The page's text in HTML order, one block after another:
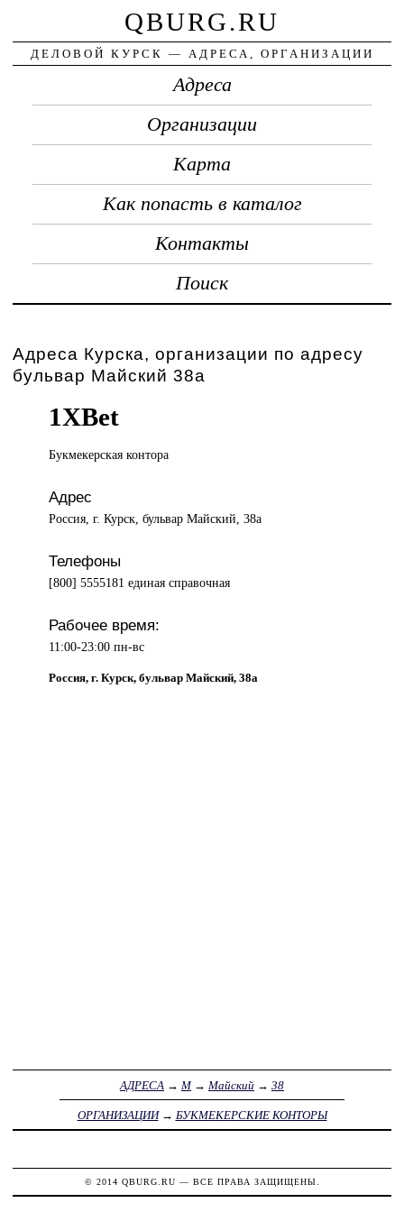
QBURG.RU
ДЕЛОВОЙ КУРСК — АДРЕСА, ОРГАНИЗАЦИИ
Адреса
Организации
Карта
Как попасть в каталог
Контакты
Поиск
Адреса Курска, организации по адресу
бульвар Майский 38а
1XBet
Букмекерская контора
Адрес
Россия, г. Курск, бульвар Майский, 38а
Телефоны
[800] 5555181 единая справочная
Рабочее время:
11:00-23:00 пн-вс
Россия, г. Курск, бульвар Майский, 38а
АДРЕСА → М→ Майский → 38
ОРГАНИЗАЦИИ→ БУКМЕКЕРСКИЕ КОНТОРЫ
© 2014 QBURG.RU — ВСЕ ПРАВА ЗАЩИЩЕНЫ.